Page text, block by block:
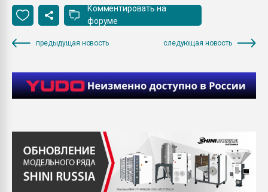
Комментировать на
форуме
предыдущая новость следующая новость